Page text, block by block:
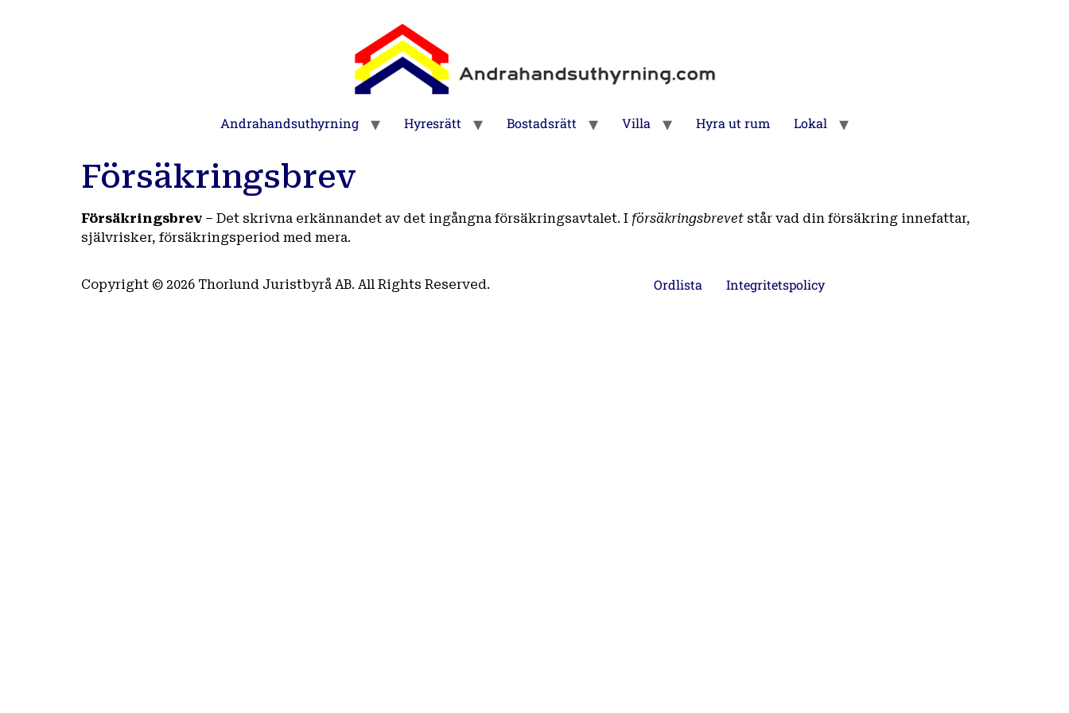
Andrahandsuthyrning Hyresrätt Bostadsrätt Villa Hyra ut rum Lokal
Försäkringsbrev
Försäkringsbrev – Det skrivna erkännandet av det ingångna försäkringsavtalet. I försäkringsbrevet står vad din försäkring innefattar,
självrisker, försäkringsperiod med mera.
Ordlista Integritetspolicy
Copyright © 2026 Thorlund Juristbyrå AB. All Rights Reserved.